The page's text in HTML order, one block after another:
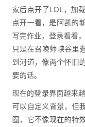
家后点开了LOL，加
点开一看，是阿凯的
写完作业，登录看看
只是在召唤师峡谷里
到河道，像两个怀旧
要的话。
现在的登录界面越来
可以自定义背景，但
圈，它不像现在的特